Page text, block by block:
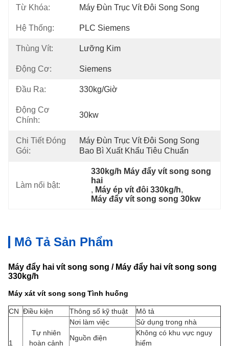
Từ Khóa: Máy Đùn Trục Vít Đôi Song Song
Hệ Thống: PLC Siemens
Thùng Vít: Lưỡng Kim
Động Cơ: Siemens
Đầu Ra: 330kg/giờ
Động Cơ
Chính:
30kw
Chi Tiết Đóng
Gói:
Máy Đùn Trục Vít Đôi Song Song
Bao Bì Xuất Khẩu Tiêu Chuẩn
Làm nổi bật:
330kg/h Máy đẩy vít song song
hai
, Máy ép vít đôi 330kg/h,
Máy đẩy vít song song 30kw
Mô Tả Sản Phẩm
Máy đẩy hai vít song song / Máy đẩy hai vít song song
330kg/h
Máy xát vít song song Tình huống
CN Điều kiện Thông số kỹ thuật Mô tả
1
Tự nhiên
hoàn cảnh
Nơi làm việc
Sử dụng trong nhà
Nguồn điện
Không có khu vực nguy
hiểm